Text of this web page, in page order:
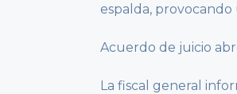
espalda,
Acuerdo de juicio
La fiscal general